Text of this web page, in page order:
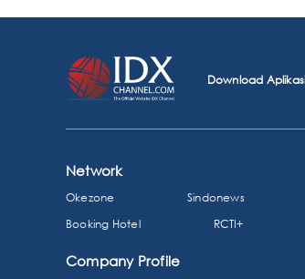
Download
Network
Okezone Sindonews
Booking Hotel
RCTI+
Company Profile